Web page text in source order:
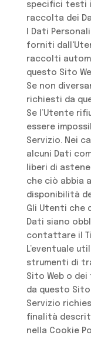
specifici testi
raccolta dei
I Dati
forniti
raccolti
questo Sito
Se non
richiesti da
Se l’Utente
essere
Servizio. Nei
alcuni Dati
liberi di
che ciò abbia
disponibilità
Gli Utenti che
Dati siano
contattare il
L’eventuale
strumenti di
Sito Web o
da questo
Servizio
finalità
nella Cookie